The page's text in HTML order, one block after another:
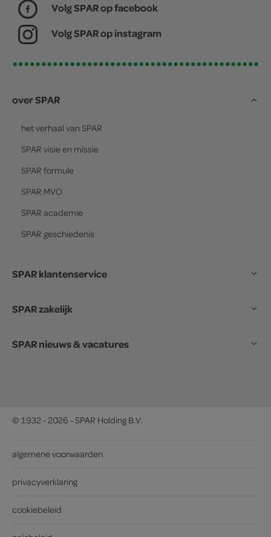
Volg SPAR op facebook
Volg SPAR op instagram
over SPAR
het verhaal van SPAR
SPAR visie en missie
SPAR formule
SPAR MVO
SPAR academie
SPAR geschiedenis
SPAR klantenservice
SPAR zakelijk
SPAR nieuws & vacatures
© 1932 - 2026 - SPAR Holding B.V.
algemene voorwaarden
privacyverklaring
cookiebeleid